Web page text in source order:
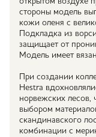
стороны модель
кожи оленя с
Подкладка из
защищает от
Модель имеет
При создании
Hestra
норвежских лесов,
выбором
скандинавского
комбинации с